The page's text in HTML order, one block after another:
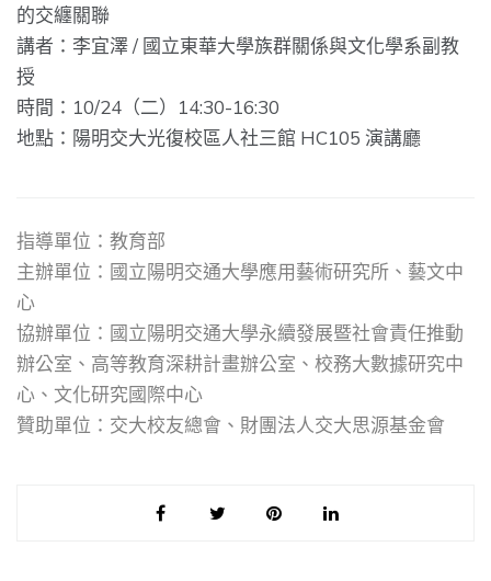
的交纏關聯
講者：李宜澤 / 國立東華大學族群關係與文化學系副教
授
時間：10/24（二）14:30-16:30
地點：陽明交大光復校區人社三館 HC105 演講廳
指導單位：教育部
主辦單位：國立陽明交通大學應用藝術研究所、藝文中
心
協辦單位：國立陽明交通大學永續發展暨社會責任推動
辦公室、高等教育深耕計畫辦公室、校務大數據研究中
心、文化研究國際中心
贊助單位：交大校友總會、財團法人交大思源基金會